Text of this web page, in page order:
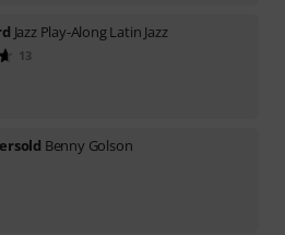
Jazz Play-Along Latin Jazz
13
Benny Golson